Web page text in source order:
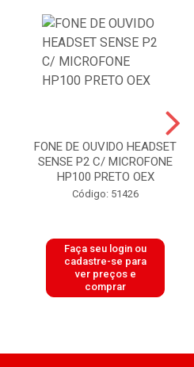
FONE DE OUVIDO HEADSET
SENSE P2 C/ MICROFONE
HP100 PRETO OEX
Código: 51426
Faça seu login ou
cadastre-se para
ver preços e
comprar